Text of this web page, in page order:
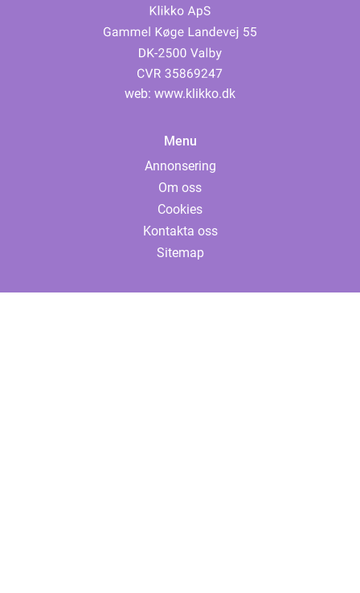
web: www.klikko.dk
Menu
Annonsering
Om oss
Cookies
Kontakta oss
Sitemap